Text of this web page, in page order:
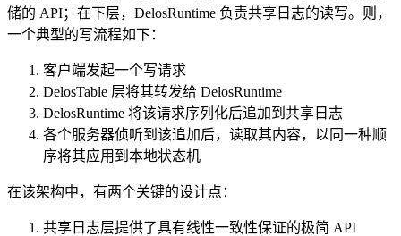
储的 API；在下层，DelosRuntime 负责共享日志的读写。则，
一个典型的写流程如下：
客户端发起一个写请求
DelosTable 层将其转发给 DelosRuntime
DelosRuntime 将该请求序列化后追加到共享日志
各个服务器侦听到该追加后，读取其内容，以同一种顺
序将其应用到本地状态机
在该架构中，有两个关键的设计点：
共享日志层提供了具有线性一致性保证的极简 API